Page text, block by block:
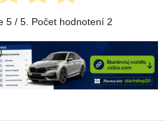
5/ 5. Počet hodnotení 2